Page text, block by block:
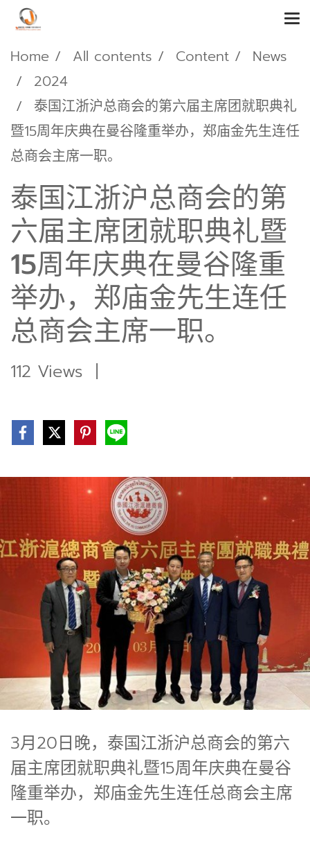
Home All contents Content
News
2024
泰国江浙沪总商会的第六届主席团就职典礼
暨15周年庆典在曼谷隆重举办，郑庙金先生连任
总商会主席一职。
泰国江浙沪总商会的第
六届主席团就职典礼暨
15周年庆典在曼谷隆重
举办，郑庙金先生连任
总商会主席一职。
112 Views |
3月20日晚，泰国江浙沪总商会的第六
届主席团就职典礼暨15周年庆典在曼谷
隆重举办，郑庙金先生连任总商会主席
一职。